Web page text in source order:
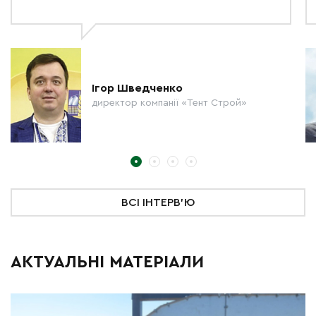
Ігор Шведченко
директор компанії «Тент Строй»
ВСІ ІНТЕРВ'Ю
АКТУАЛЬНІ МАТЕРІАЛИ